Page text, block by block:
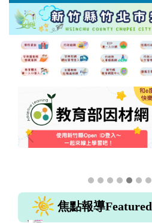
主
焦點報導Featured